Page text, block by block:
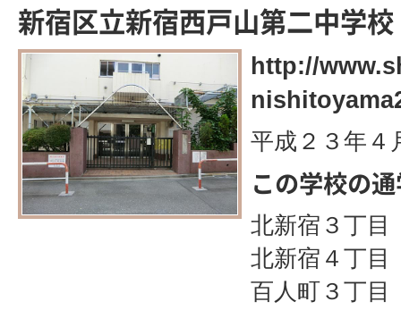
新宿区立新宿西戸山第二中学校
http://
平成２３年４
この学校の
北新宿３丁
北新宿４丁
百人町３丁